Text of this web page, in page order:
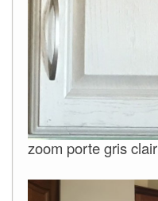
zoom porte gris clair